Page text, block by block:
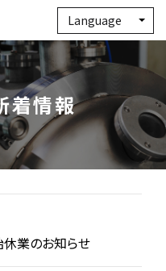
Language
着情報
業のお知らせ